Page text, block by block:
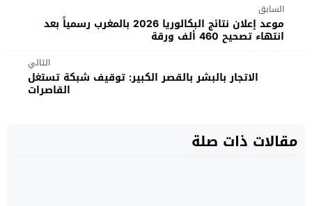
السابق
موعد إعلان نتائج البكالوريا 2026 بالمغرب رسمياً بعد
انتهاء تصحيح 460 ألف ورقة
التالي
الاتجار بالبشر بالقصر الكبير: توقيف شبكة تستغل
القاصرات
مقالات ذات صلة